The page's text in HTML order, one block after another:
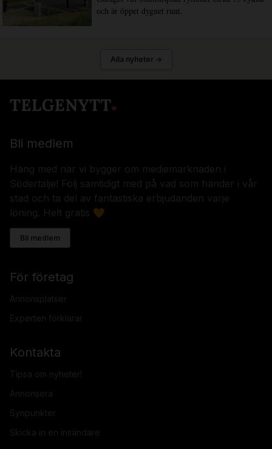
och är öppet dygnet runt.
Alla nyheter →
Bli medlem
Häng med när vi bygger om mediemarknaden i
Södertälje! Följ samtidigt med på vad som händer i vår
stad och ta del av fantastiska erbjudanden varje
löning. Helt gratis 🧡
Bli medlem
För företag
Annonsplatser
Experten förklarar
Kontakta
Tipsa om nyheter!
Annonsera
Synpunkter
Skicka in en insändare